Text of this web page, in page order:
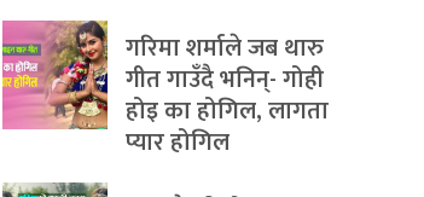
गरिमा शर्माले जब थारु
गीत गाउँदै भनिन्- गोही
होइ का होगिल, लागता
प्यार होगिल